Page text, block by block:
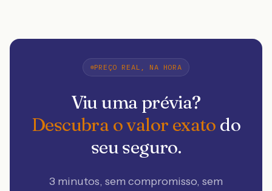
PREÇO REAL, NA HORA
Viu uma prévia?
Descubra o valor exato do
seu seguro.
3 minutos, sem compromisso, sem